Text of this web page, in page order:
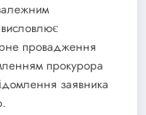
висловлює
провадження
прокурора
заявника